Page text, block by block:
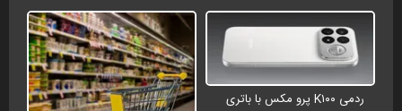
ردمی K۱۰۰ پرو مکس با باتری